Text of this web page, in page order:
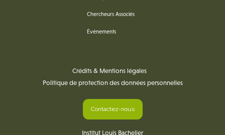
Chercheurs Associés
Événements
Crédits & Mentions légales
Politique de protection des données personnelles
Contactez-nous
Institut Louis Bachelier